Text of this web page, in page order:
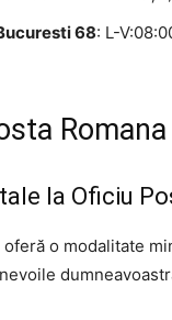
68: L-
la Oficiu
o modalitate